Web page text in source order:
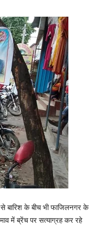
बारिश के बीच भी फाजिलनगर के
में ब्रेंच पर सत्याग्रह कर रहे